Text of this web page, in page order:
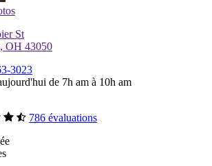
St
OH 43050
3023
de 7h am à 10h am
786 évaluations